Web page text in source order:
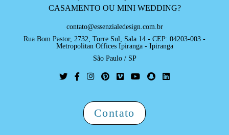
CASAMENTO OU MINI WEDDING?
contato@essenzialedesign.com.br
Rua Bom Pastor, 2732, Torre Sul, Sala 14 - CEP: 04203-003 -
Metropolitan Offices Ipiranga - Ipiranga
São Paulo / SP
Contato